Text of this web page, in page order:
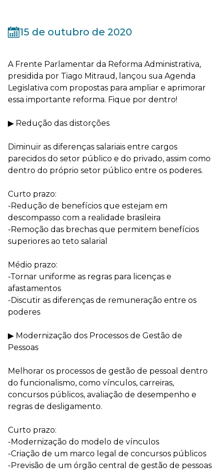
15 de outubro de 2020
A Frente Parlamentar da Reforma Administrativa,
presidida por Tiago Mitraud, lançou sua Agenda
Legislativa com propostas para ampliar e aprimorar
essa importante reforma. Fique por dentro!
▶ Redução das distorções
Diminuir as diferenças salariais entre cargos
parecidos do setor público e do privado, assim como
dentro do próprio setor público entre os poderes.
Curto prazo:
-Redução de benefícios que estejam em
descompasso com a realidade brasileira
-Remoção das brechas que permitem benefícios
superiores ao teto salarial
Médio prazo:
-Tornar uniforme as regras para licenças e
afastamentos
-Discutir as diferenças de remuneração entre os
poderes
▶ Modernização dos Processos de Gestão de
Pessoas
Melhorar os processos de gestão de pessoal dentro
do funcionalismo, como vínculos, carreiras,
concursos públicos, avaliação de desempenho e
regras de desligamento.
Curto prazo:
-Modernização do modelo de vínculos
-Criação de um marco legal de concursos públicos
-Previsão de um órgão central de gestão de pessoas